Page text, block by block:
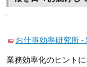
お仕事効率研究所 -
業務効率化のヒント